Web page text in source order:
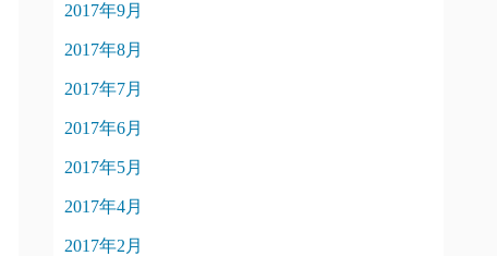
2017年9月
2017年8月
2017年7月
2017年6月
2017年5月
2017年4月
2017年2月